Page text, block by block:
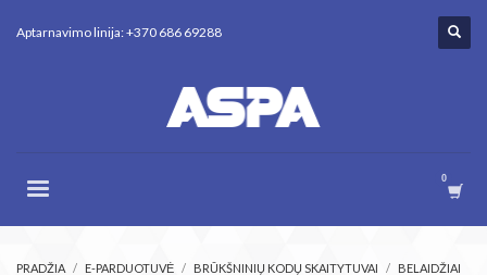
Aptarnavimo linija: +370 686 69288
PRADŽIA E-PARDUOTUVĖ BRŪKŠNINIŲ KODŲ SKAITYTUVAI
BELAIDŽIAI